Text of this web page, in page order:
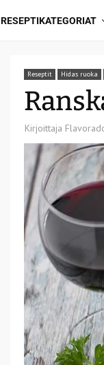
RESEPTIKATEGORIAT
Reseptit Hidas ruoka
Kirjoittaja